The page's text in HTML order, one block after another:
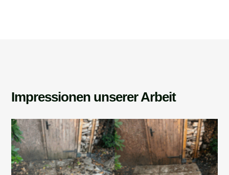
Impressionen unserer Arbeit